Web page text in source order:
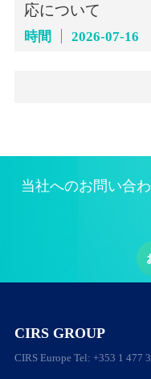
応について
時間 2026-07-16
当社へのお問い合
CIRS GROUP
CIRS Europe Tel: +353 1 477